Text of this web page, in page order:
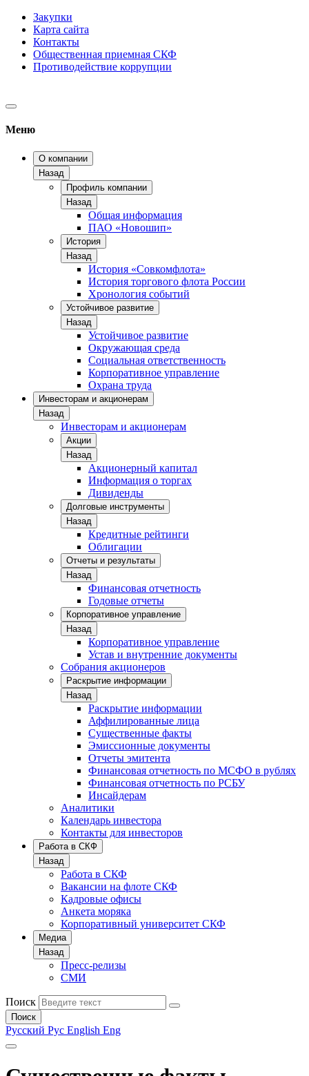
Закупки
Карта сайта
Контакты
Общественная приемная СКФ
Противодействие коррупции
Меню
О компании
Назад
Профиль компании
Назад
Общая информация
ПАО «Новошип»
История
Назад
История «Совкомфлота»
История торгового флота России
Хронология событий
Устойчивое развитие
Назад
Устойчивое развитие
Окружающая среда
Социальная ответственность
Корпоративное управление
Охрана труда
Инвесторам и акционерам
Назад
Инвесторам и акционерам
Акции
Назад
Акционерный капитал
Информация о торгах
Дивиденды
Долговые инструменты
Назад
Кредитные рейтинги
Облигации
Отчеты и результаты
Назад
Финансовая отчетность
Годовые отчеты
Корпоративное управление
Назад
Корпоративное управление
Устав и внутренние документы
Собрания акционеров
Раскрытие информации
Назад
Раскрытие информации
Аффилированные лица
Существенные факты
Эмиссионные документы
Отчеты эмитента
Финансовая отчетность по МСФО в рублях
Финансовая отчетность по РСБУ
Инсайдерам
Аналитики
Календарь инвестора
Контакты для инвесторов
Работа в СКФ
Назад
Работа в СКФ
Вакансии на флоте СКФ
Кадровые офисы
Анкета моряка
Корпоративный университет СКФ
Медиа
Назад
Пресс-релизы
СМИ
Поиск
Поиск
Русский Рус English Eng